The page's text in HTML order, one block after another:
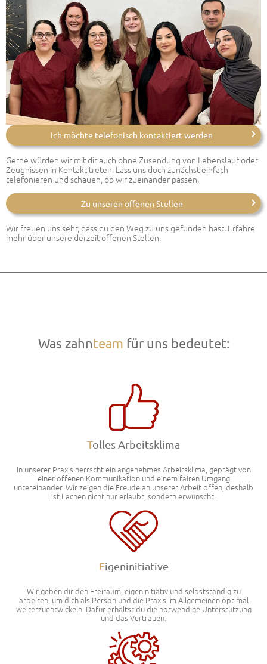
Ich möchte telefonisch kontaktiert werden
Gerne würden wir mit dir auch ohne Zusendung von Lebenslauf oder
Zeugnissen in Kontakt treten. Lass uns doch zunächst einfach
telefonieren und schauen, ob wir zueinander passen.
Zu unseren offenen Stellen
Wir freuen uns sehr, dass du den Weg zu uns gefunden hast. Erfahre
mehr über unsere derzeit offenen Stellen.
Was zahnteam für uns bedeutet:
Tolles Arbeitsklima
In unserer Praxis herrscht ein angenehmes Arbeitsklima, geprägt von
einer offenen Kommunikation und einem fairen Umgang
untereinander. Wir zeigen die Freude an unserer Arbeit offen, deshalb
ist Lachen nicht nur erlaubt, sondern erwünscht.
Eigeninitiative
Wir geben dir den Freiraum, eigeninitiativ und selbstständig zu
arbeiten, um dich als Person und die Praxis im Allgemeinen optimal
weiterzuentwickeln. Dafür erhältst du die notwendige Unterstützung
und das Vertrauen.